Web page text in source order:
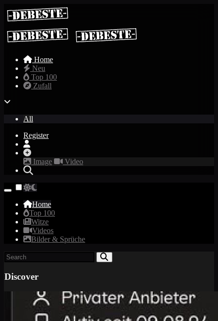
Home
Neu
Top 100
Zufall
All
Register
Image Video
Home
Top 100
Witze
Videos
Bilder & Sprüche
Discover